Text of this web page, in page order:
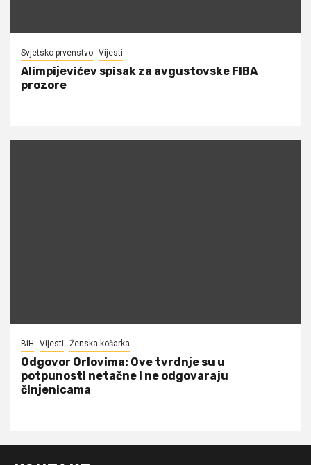
Svjetsko prvenstvo Vijesti
Alimpijevićev spisak za avgustovske FIBA
prozore
BiH Vijesti Ženska košarka
Odgovor Orlovima: ​Ove tvrdnje su u
potpunosti netačne i ne odgovaraju
činjenicama